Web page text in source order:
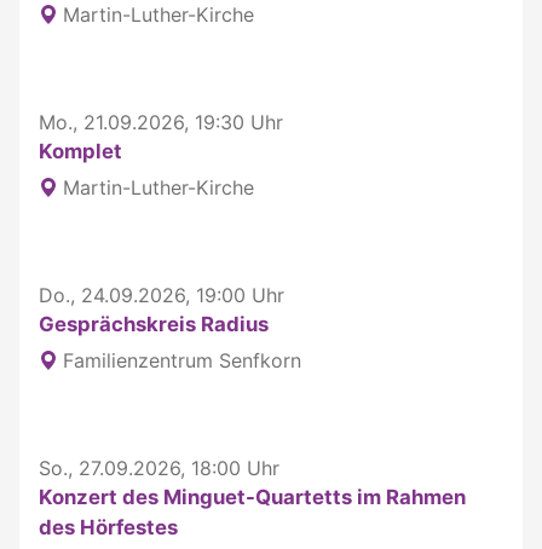
Martin-Luther-Kirche
Mo., 21.09.2026, 19:30 Uhr
Komplet
Martin-Luther-Kirche
Do., 24.09.2026, 19:00 Uhr
Gesprächskreis Radius
Familienzentrum Senfkorn
So., 27.09.2026, 18:00 Uhr
Konzert des Minguet-Quartetts im Rahmen
des Hörfestes